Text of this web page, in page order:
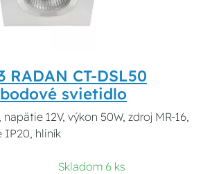
RADAN CT-DSL50
svietidlo
12V, výkon 50W, zdroj MR-16,
IP20, hliník
Skladom 6 ks